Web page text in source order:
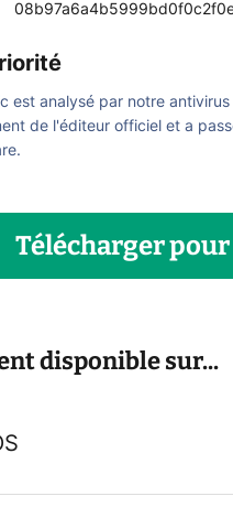
est analysé par notre
de l'éditeur officiel et a
Téléchargerpour
disponible sur...